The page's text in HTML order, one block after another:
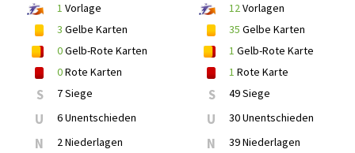
1 Vorlage
3 Gelbe Karten
0Gelb-Rote Karten
0Rote Karten
S 7 Siege
U 6 Unentschieden
N 2 Niederlagen
12Vorlagen
35 Gelbe Karten
1 Gelb-Rote Karte
1 Rote Karte
S 49 Siege
U 30 Unentschieden
N 39 Niederlagen